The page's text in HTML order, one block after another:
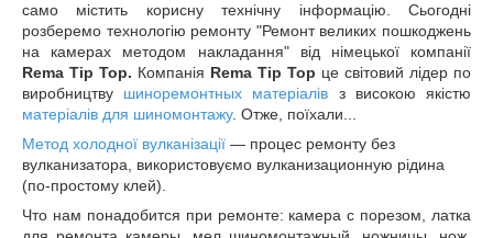
само містить корисну технічну інформацію. Сьогодні
розберемо технологію ремонту "Ремонт великих пошкоджень
на камерах методом накладання" від німецької компанії
Rema Tip Top. Компанія Rema Tip Top це світовий лідер по
виробництву шиноремонтных матеріалів з високою якістю
матеріалів для шиномонтажу. Отже, поїхали...
Метод холодної вулканізації — процес ремонту без
вулканизатора, використовуємо вулканизационную рідина
(по-простому клей).
Что нам понадобится при ремонте: камера с порезом, латка